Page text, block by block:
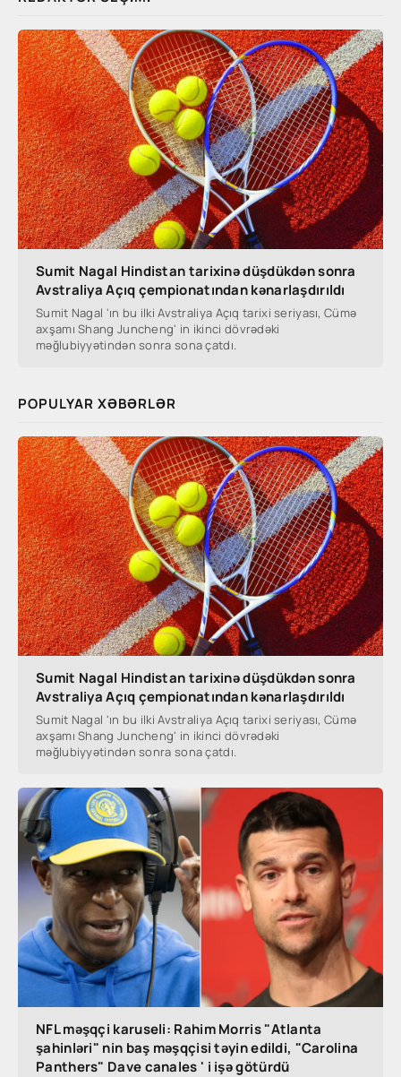
Sumit Nagal Hindistan tarixinə düşdükdən sonra
Avstraliya Açıq çempionatından kənarlaşdırıldı
Sumit Nagal 'ın bu ilki Avstraliya Açıq tarixi seriyası, Cümə
axşamı Shang Juncheng' in ikinci dövrədəki
məğlubiyyətindən sonra sona çatdı.
POPULYAR XƏBƏRLƏR
Sumit Nagal Hindistan tarixinə düşdükdən sonra
Avstraliya Açıq çempionatından kənarlaşdırıldı
Sumit Nagal 'ın bu ilki Avstraliya Açıq tarixi seriyası, Cümə
axşamı Shang Juncheng' in ikinci dövrədəki
məğlubiyyətindən sonra sona çatdı.
NFL məşqçi karuseli: Rahim Morris "Atlanta
şahinləri" nin baş məşqçisi təyin edildi, "Carolina
Panthers" Dave canales ' i işə götürdü